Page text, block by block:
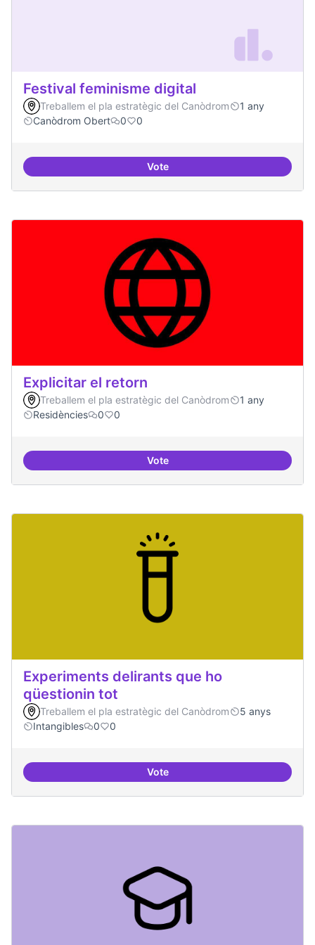
Festival feminisme digital
Treballem el pla estratègic del Canòdrom
1 any
Canòdrom Obert
0 0
VoteFestival feminisme digital
Explicitar el retorn
Treballem el pla estratègic del Canòdrom
1 any
Residències
0 0
VoteExplicitar el retorn
Experiments delirants que ho
qüestionin tot
Treballem el pla estratègic del Canòdrom
5 anys
Intangibles
0 0
VoteExperiments delirants que ho